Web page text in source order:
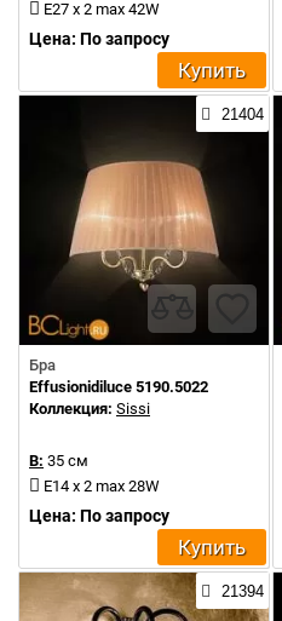
E27 x 2 max 42W
Цена: По запросу
Купить
21404
Бра
Effusionidiluce 5190.5022
Коллекция: Sissi
В: 35 см
E14 x 2 max 28W
Цена: По запросу
Купить
21394